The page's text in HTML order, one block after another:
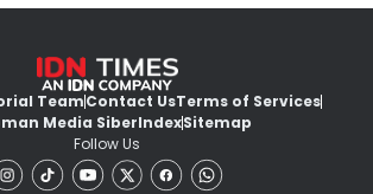
TeamContact UsTerms of Services
Media SiberIndexSitemap
Follow Us